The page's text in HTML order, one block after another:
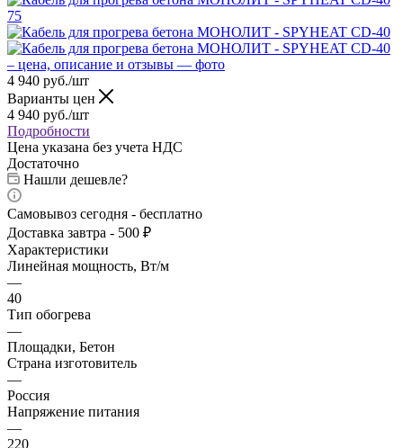
4 940 руб./шт
Варианты цен
4 940 руб./шт
Подробности
Цена указана без учета НДС
Достаточно
Нашли дешевле?
Самовывоз сегодня - бесплатно
Доставка завтра - 500 ₽
Характеристики
Линейная мощность, Вт/м
—
40
Тип обогрева
—
Площадки, Бетон
Страна изготовитель
—
Россия
Напряжение питания
—
220